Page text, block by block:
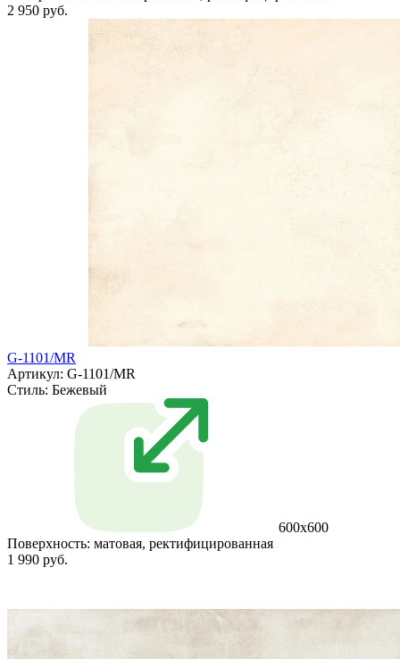
2 950 руб.
G-1101/MR
Артикул: G-1101/MR
Стиль: Бежевый
600x600
Поверхность: матовая, ректифицированная
1 990 руб.